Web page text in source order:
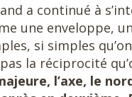
a continué à
une enveloppe,
si simples
la réciprocité
l’axe, le